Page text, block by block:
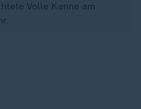
Volle Kanne am